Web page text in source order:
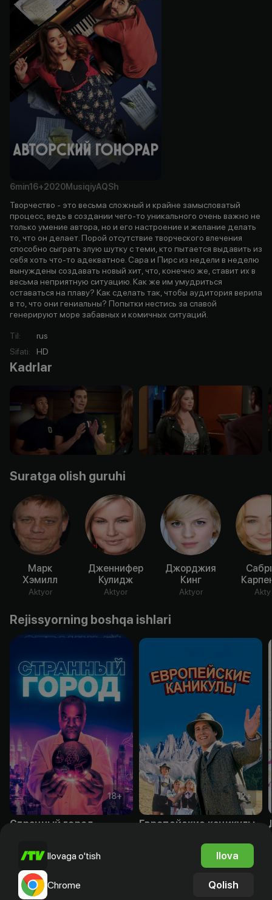
6min16+2020MusiqiyAQSh
Творчество - это весьма сложный и крайне замысловатый
процесс, ведь в создании чего-то уникального очень важно не
только умение автора, но и его настроение и желание делать
то, что он делает. Порой отсутствие творческого влечения
способно сыграть злую шутку с теми, кто пытается выдавить из
себя хоть что-то адекватное. Сара и Пирс из недели в неделю
вынуждены создавать новый хит, что, конечно же, ставит их в
весьма неприятную ситуацию. Как же им умудриться
оставаться на плаву? Как сделать так, чтобы аудитория верила
в то, что они гениальны? Попытки нестись за славой
генерируют море забавных и комичных ситуаций.
Til:
rus
Sifati: HD
Kadrlar
Suratga olish guruhi
Марк
Хэмилл
Aktyor
Дженнифер
Кулидж
Aktyor
Джорджия
Кинг
Aktyor
Rejissyorning boshqa ishlari
18+
Странный город
12+
Европейские каникулы
Ilovaga o'tish Ilova
Chrome Qolish